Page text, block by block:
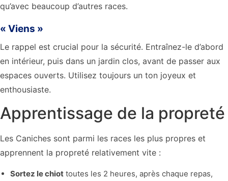
qu’avec beaucoup d’autres races.
« Viens »
Le rappel est crucial pour la sécurité. Entraînez-le d’abord
en intérieur, puis dans un jardin clos, avant de passer aux
espaces ouverts. Utilisez toujours un ton joyeux et
enthousiaste.
Apprentissage de la propreté
Les Caniches sont parmi les races les plus propres et
apprennent la propreté relativement vite :
Sortez le chiot toutes les 2 heures, après chaque repas,